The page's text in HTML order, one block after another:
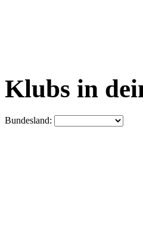
Klubs in
Bundesland: